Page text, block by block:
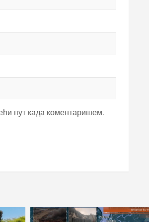
пут када коментаришем.